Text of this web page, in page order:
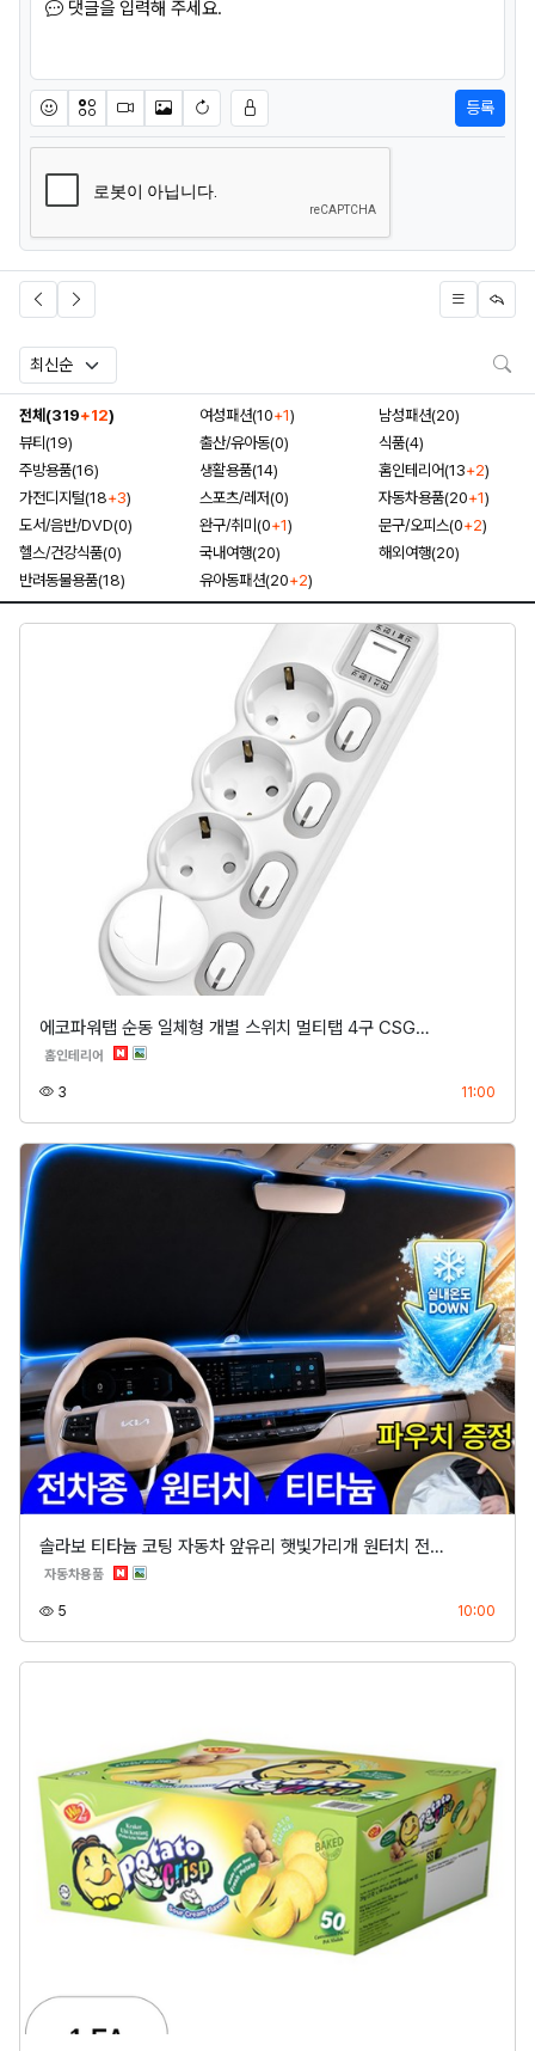
댓글을 입력해 주세요.
이모티콘아이콘동영상이미지새댓글 작성
등록
전체(319+12) 여성패션(10+1)
남성패션(20)
뷰티(19)
출산/유아동(0)
식품(4)
주방용품(16)
생활용품(14) 홈인테리어(13+2)
가전디지털(18+3) 스포츠/레저(0) 자동차용품(20+1)
도서/음반/DVD(0)
완구/취미(0+1) 문구/오피스(0+2)
헬스/건강식품(0)
국내여행(20)
해외여행(20)
반려동물용품(18)
유아동패션(20+2)
에코파워탭 순동 일체형 개별 스위치 멀티탭 4구 CSG…
홈인테리어 분류
3 11:00
솔라보 티타늄 코팅 자동차 앞유리 햇빛가리개 원터치 전…
자동차용품분류
5 10:00